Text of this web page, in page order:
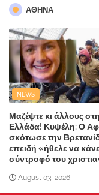
ΑΘΗΝΑ
NEWS
Μαζέψτε κι άλλους
Ελλάδα! Κυψέλη: Ο
σκότωσε την
επειδή «ήθελε να
σύντροφό του
August 03, 2026